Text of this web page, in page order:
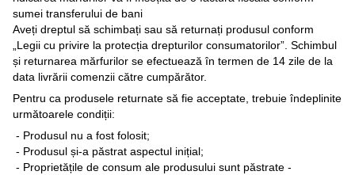
sumei transferului de bani
Aveți dreptul să schimbați sau să returnați produsul conform
„Legii cu privire la protecția drepturilor consumatorilor”. Schimbul
și returnarea mărfurilor se efectuează în termen de 14 zile de la
data livrării comenzii către cumpărător.
Pentru ca produsele returnate să fie acceptate, trebuie îndeplinite
următoarele condiții:
- Produsul nu a fost folosit;
- Produsul și-a păstrat aspectul inițial;
- Proprietățile de consum ale produsului sunt păstrate -